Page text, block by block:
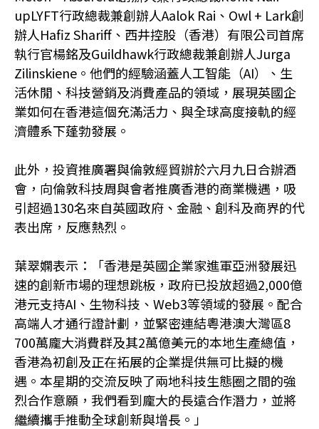
upLYFT行政總裁兼創辦人Aalok Rai、Owl + Lark創
辦人Hafiz Shariff、西井控股（香港）有限公司首席
執行官楊銘及Guildhawk行政總裁兼創辦人Jurga
Zilinskiene。他們的經驗涵蓋人工智能（AI）、生
活休閒、科技營銷及消費產品的領域，展現英國企
業如何在香港這個充滿活力、與全球高度接軌的經
濟體系下蓬勃發展。
此外，投資推廣署與倫敦經貿辦於六月九日合辦酒
會，向倫敦科技周與會者推廣香港的商業機遇，吸
引超過130名來自英國政府、金融、創科及商界的代
表出席，反應熱烈。
葉翠嫻表示：「香港是英國企業家進軍亞洲發展迅
速的創新市場的理想跳板，政府已投放超過2,000億
港元支持AI、生物科技、Web3等領域的發展。配合
高端人才通行證計劃，並緊密連結粵港澳大灣區8
700萬龐大消費群及其2萬億美元的本地生產總值，
香港為初創及正在拓展的企業提供無可比擬的機
遇。本星期的交流反映了兩地科技生態圈之間的強
烈合作意願，我們看到龐大的長遠合作潛力，並將
繼續攜手推動全球創新與增長。」